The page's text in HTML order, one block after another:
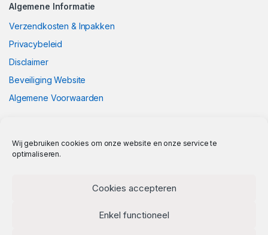
Wij gebruiken cookies om onze website en onze service te
optimaliseren.
Cookies accepteren
Enkel functioneel
Algemene Informatie
Verzendkosten & Inpakken
Privacybeleid
Disclaimer
Beveiliging Website
Algemene Voorwaarden